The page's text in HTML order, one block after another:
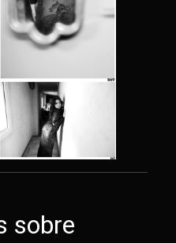
sobre